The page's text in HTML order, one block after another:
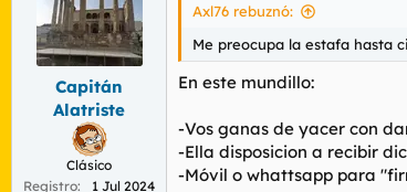
e
s
Capitán
Alatriste
Clásico
Registro
1 Jul 2024
Axl76 rebuznó:
Me preocupa la estafa hasta
En este mundillo:
-Vos ganas de yacer con
-Ella disposicion a recibir
-Móvil o whattsapp para